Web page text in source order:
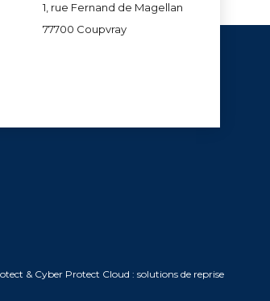
1, rue Fernand de Magellan
77700 Coupvray
& Cyber Protect Cloud : solutions de reprise